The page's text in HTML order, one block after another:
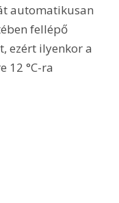
automatikusan
fellépő
ezért ilyenkor a
12 °C-ra